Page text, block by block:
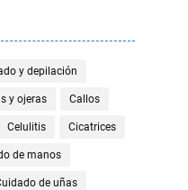
y depilación
y ojeras Callos
Celulitis Cicatrices
de manos
de uñas